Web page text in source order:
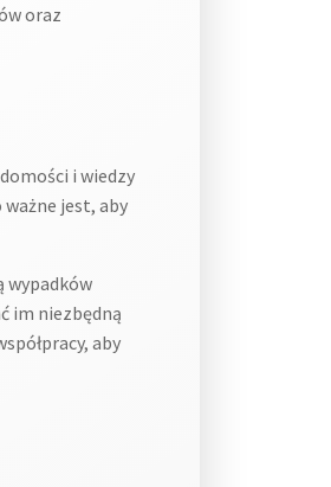
oraz
i wiedzy
jest, aby
wypadków
im niezbędną
aby